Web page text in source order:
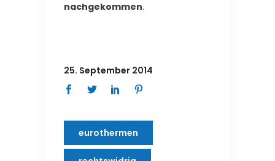
nachgekommen.
25. September 2014
eurothermen